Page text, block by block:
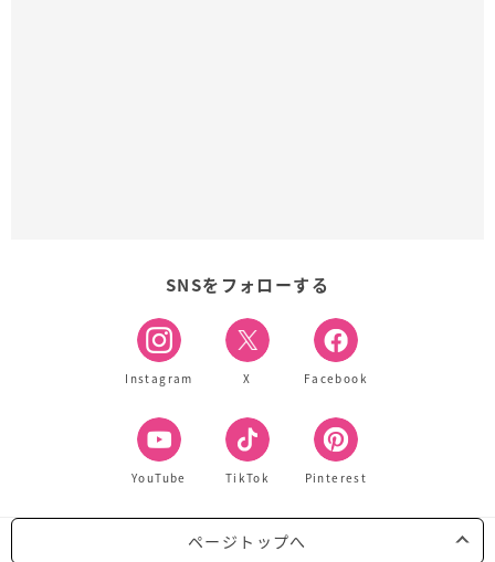
SNSをフォローする
Instagram X Facebook
YouTube TikTok Pinterest
ページトップへ